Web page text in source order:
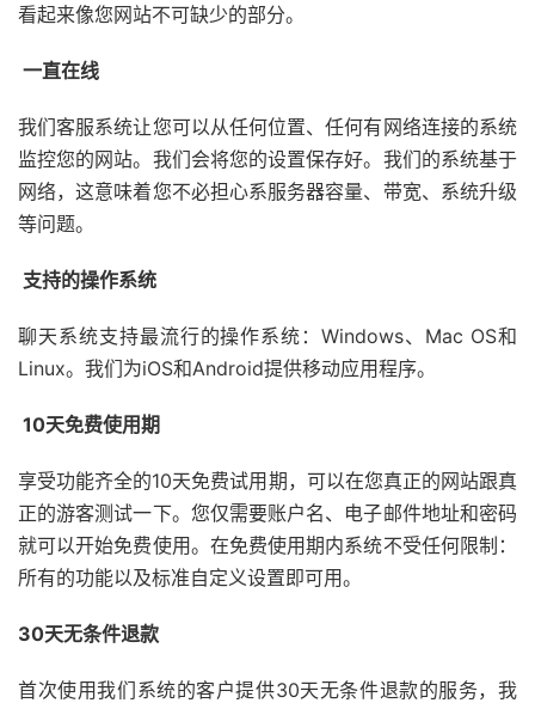
看起来像您网站不可缺少的部分。
一直在线
我们客服系统让您可以从任何位置、任何有网络连接的系统
监控您的网站。我们会将您的设置保存好。我们的系统基于
网络，这意味着您不必担心系服务器容量、带宽、系统升级
等问题。
支持的操作系统
聊天系统支持最流行的操作系统：Windows、Mac OS和
Linux。我们为iOS和Android提供移动应用程序。
10天免费使用期
享受功能齐全的10天免费试用期，可以在您真正的网站跟真
正的游客测试一下。您仅需要账户名、电子邮件地址和密码
就可以开始免费使用。在免费使用期内系统不受任何限制：
所有的功能以及标准自定义设置即可用。
30天无条件退款
首次使用我们系统的客户提供30天无条件退款的服务，我